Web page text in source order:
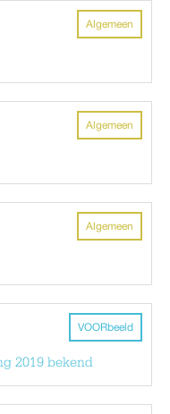
Algemeen
Algemeen
Algemeen
VOORbeeld
2019 bekend